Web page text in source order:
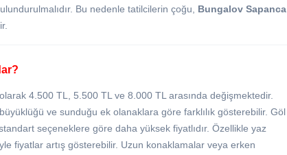
Bu nedenle tatilcilerin çoğu, Bungalov Sapanca
4.500 TL, 5.500 TL ve 8.000 TL arasında değişmektedir.
ve sunduğu ek olanaklara göre farklılık gösterebilir. Göl
seçeneklere göre daha yüksek fiyatlıdır. Özellikle yaz
fiyatlar artış gösterebilir. Uzun konaklamalar veya erken